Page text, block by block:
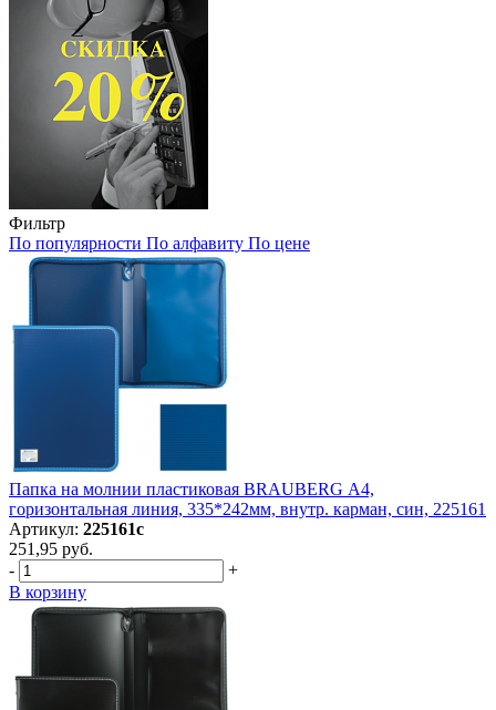
Фильтр
По популярности По алфавиту По цене
Папка на молнии пластиковая BRAUBERG А4,
горизонтальная линия, 335*242мм, внутр. карман, син, 225161
Артикул: 225161с
251,95 руб.
-
+
В корзину